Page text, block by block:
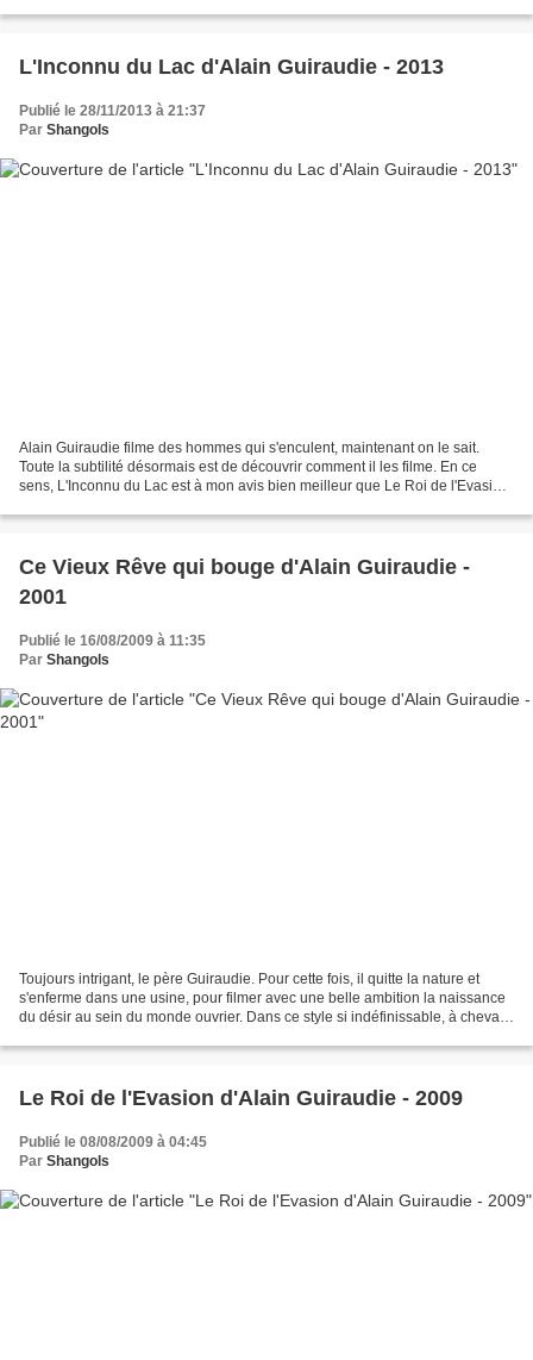
L'Inconnu du Lac d'Alain Guiraudie - 2013
Publié le 28/11/2013 à 21:37
Par Shangols
Alain Guiraudie filme des hommes qui s'enculent, maintenant on le sait.
Toute la subtilité désormais est de découvrir comment il les filme. En ce
sens, L'Inconnu du Lac est à mon avis bien meilleur que Le Roi de l'Evasion
Ce Vieux Rêve qui bouge d'Alain Guiraudie -
2001
Publié le 16/08/2009 à 11:35
Par Shangols
Toujours intrigant, le père Guiraudie. Pour cette fois, il quitte la nature et
s'enferme dans une usine, pour filmer avec une belle ambition la naissance
du désir au sein du monde ouvrier. Dans ce style si indéfinissable, à cheval
Le Roi de l'Evasion d'Alain Guiraudie - 2009
Publié le 08/08/2009 à 04:45
Par Shangols